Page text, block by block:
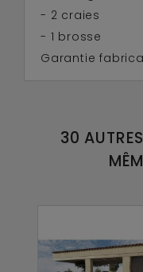
- 2 craies
- 1 brosse
Garantie
30